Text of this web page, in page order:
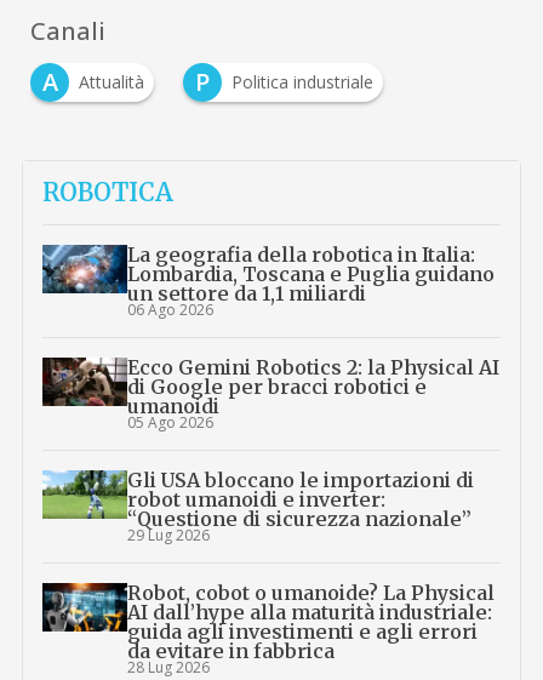
Canali
A
Attualità P Politica industriale
ROBOTICA
La geografia della robotica in Italia:
Lombardia, Toscana e Puglia guidano
un settore da 1,1 miliardi
06 Ago 2026
Ecco Gemini Robotics 2: la Physical AI
di Google per bracci robotici e
umanoidi
05 Ago 2026
Gli USA bloccano le importazioni di
robot umanoidi e inverter:
“Questione di sicurezza nazionale”
29 Lug 2026
Robot, cobot o umanoide? La Physical
AI dall’hype alla maturità industriale:
guida agli investimenti e agli errori
da evitare in fabbrica
28 Lug 2026